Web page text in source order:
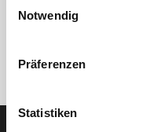
Notwendig
Präferenzen
Statistiken